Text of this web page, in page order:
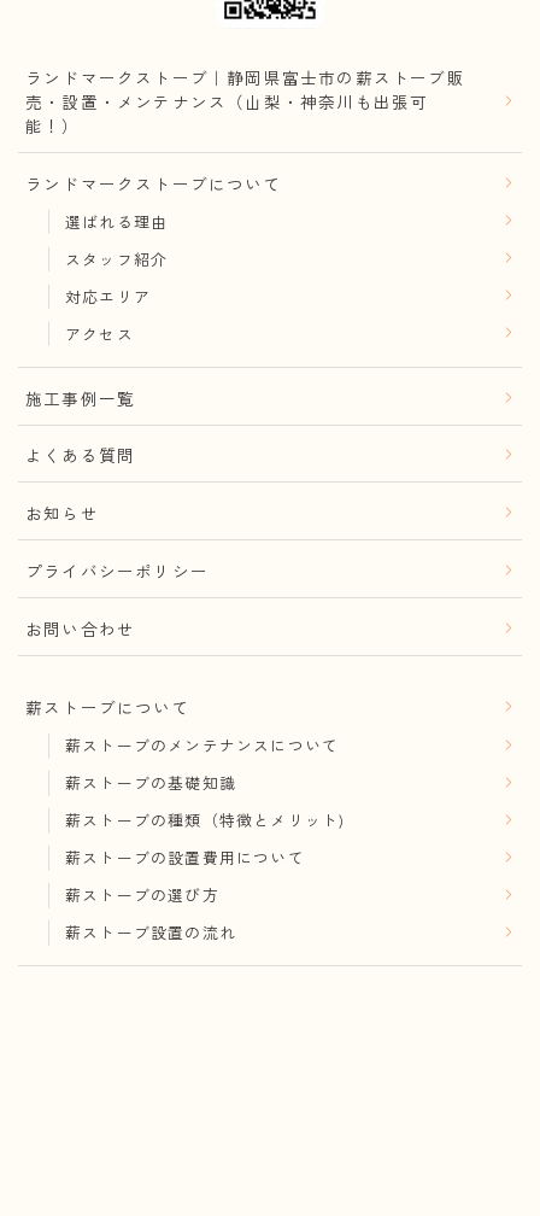
ランドマークストーブ｜静岡県富士市の薪ストーブ販
売・設置・メンテナンス（山梨・神奈川も出張可
能！）
ランドマークストーブについて
選ばれる理由
スタッフ紹介
対応エリア
アクセス
施工事例一覧
よくある質問
お知らせ
プライバシーポリシー
お問い合わせ
薪ストーブについて
薪ストーブのメンテナンスについて
薪ストーブの基礎知識
薪ストーブの種類（特徴とメリット)
薪ストーブの設置費用について
薪ストーブの選び方
薪ストーブ設置の流れ